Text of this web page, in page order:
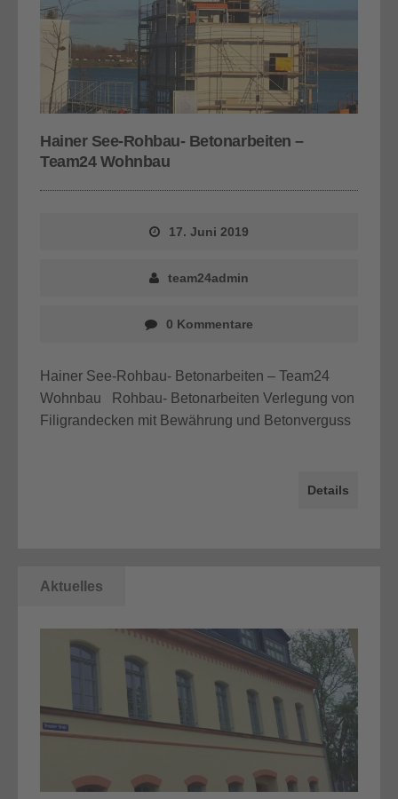
Hainer See-Rohbau- Betonarbeiten –
Team24 Wohnbau
17. Juni 2019
team24admin
0 Kommentare
Hainer See-Rohbau- Betonarbeiten – Team24
Wohnbau Rohbau- Betonarbeiten Verlegung von
Filigrandecken mit Bewährung und Betonverguss
Details
Aktuelles